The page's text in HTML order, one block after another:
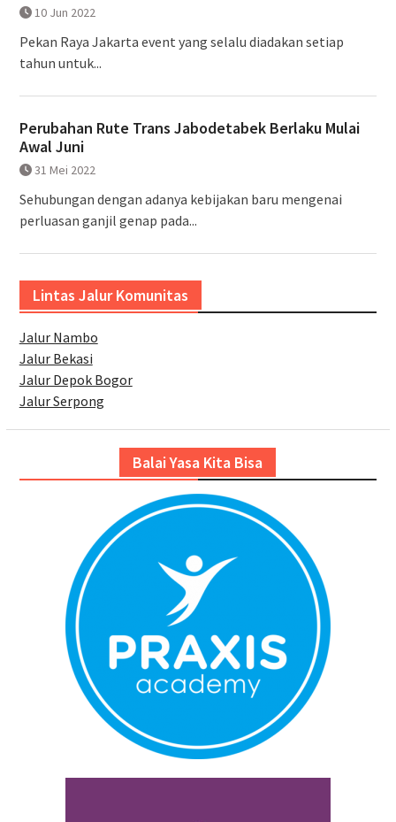
10 Jun 2022
Pekan Raya Jakarta event yang selalu diadakan setiap
tahun untuk...
Perubahan Rute Trans Jabodetabek Berlaku Mulai
Awal Juni
31 Mei 2022
Sehubungan dengan adanya kebijakan baru mengenai
perluasan ganjil genap pada...
Lintas Jalur Komunitas
Jalur Nambo
Jalur Bekasi
Jalur Depok Bogor
Jalur Serpong
Balai Yasa Kita Bisa